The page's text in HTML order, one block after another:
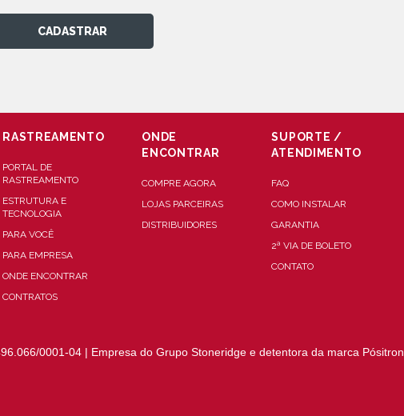
CADASTRAR
RASTREAMENTO
PORTAL DE
RASTREAMENTO
ESTRUTURA E
TECNOLOGIA
PARA VOCÊ
PARA EMPRESA
ONDE ENCONTRAR
CONTRATOS
ONDE
ENCONTRAR
COMPRE AGORA
LOJAS PARCEIRAS
DISTRIBUIDORES
SUPORTE /
ATENDIMENTO
FAQ
COMO INSTALAR
GARANTIA
2ª VIA DE BOLETO
CONTATO
0001-04 | Empresa do Grupo Stoneridge e detentora da marca Pósitron